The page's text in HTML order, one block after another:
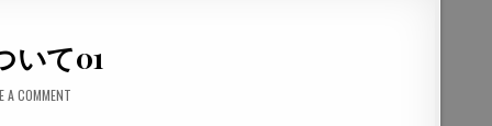
いて01
A COMMENT